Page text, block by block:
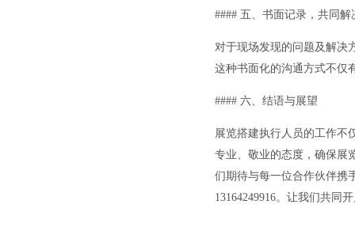
#### 五、书面记录，共同解
对于现场发现的问题及解决
这种书面化的沟通方式不仅
#### 六、结语与展望
展览搭建执行人员的工作不
专业、敬业的态度，确保展
们期待与每一位合作伙伴携
13164249916。让我们共同